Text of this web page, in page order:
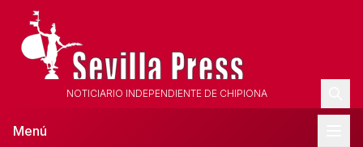
NOTICIARIO INDEPENDIENTE DE CHIPIONA
Menú